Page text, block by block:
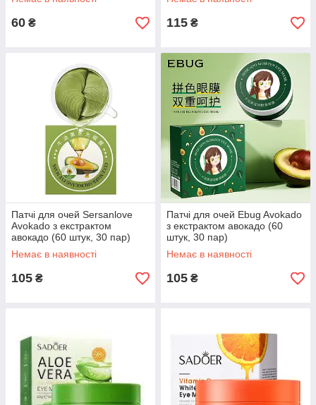
60 ₴ 115 ₴
Патчі для очей Sersanlove
Avokado з екстрактом
авокадо (60 штук, 30 пар)
Немає в наявності
105 ₴
Патчі для очей Ebug Avokado
з екстрактом авокадо (60
штук, 30 пар)
Немає в наявності
105 ₴